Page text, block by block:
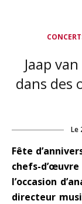
Jaap
dans des
Le
Fête
chefs-
l’occasion
directeur